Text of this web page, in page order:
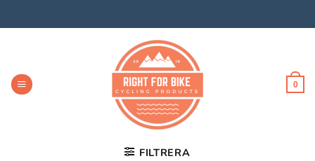
0
FILTRERA